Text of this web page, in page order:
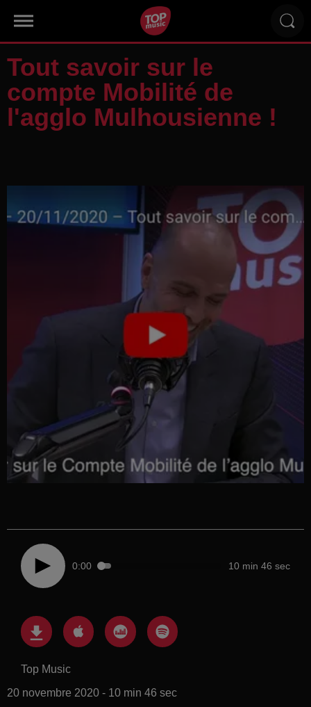
Tout savoir sur le
compte Mobilité de
l'agglo Mulhousienne !
0:00 10 min 46 sec
Top Music
20 novembre 2020 - 10 min 46 sec